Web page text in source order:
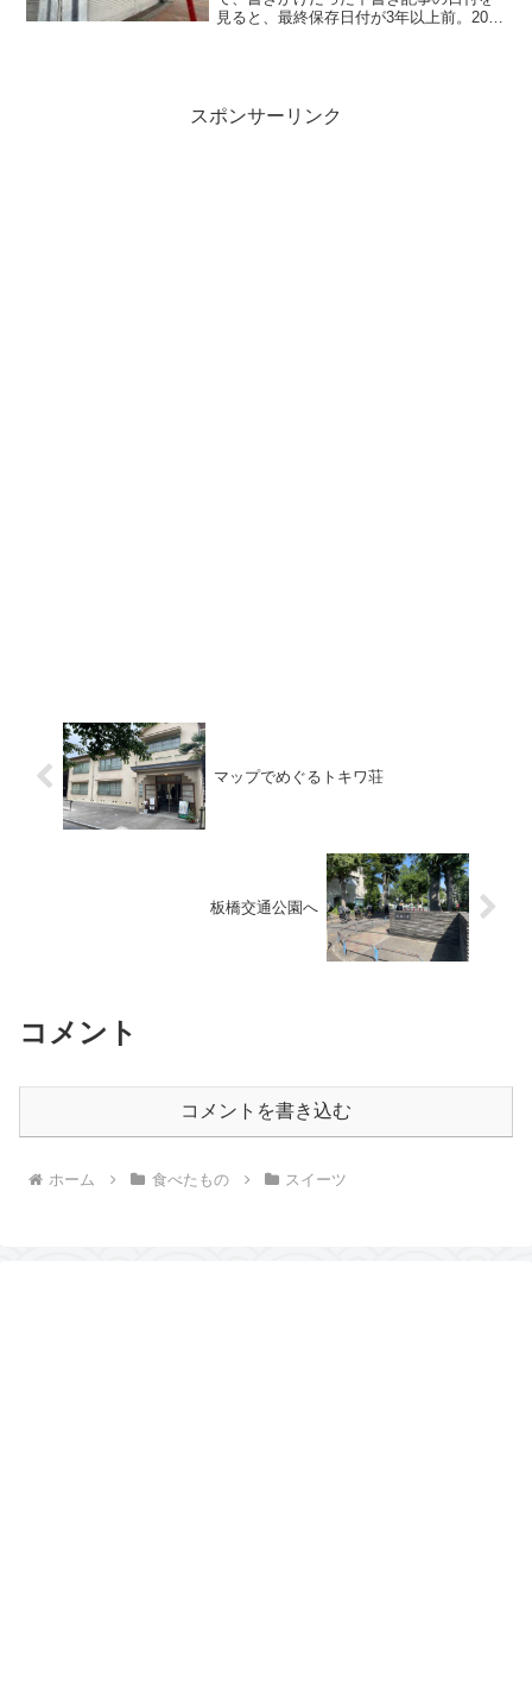
見ると、最終保存日付が3年以上前。2020
スポンサーリンク
マップでめぐるトキワ荘
板橋交通公園へ
コメント
コメントを書き込む
ホーム 食べたもの スイーツ